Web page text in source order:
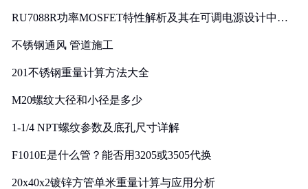
RU7088R功率MOSFET特性解析及其在可调电源设计中的
不锈钢通风 管道施工
201不锈钢重量计算方法大全
M20螺纹大径和小径是多少
1-1/4 NPT螺纹参数及底孔尺寸详解
F1010E是什么管？能否用3205或3505代换
20x40x2镀锌方管单米重量计算与应用分析